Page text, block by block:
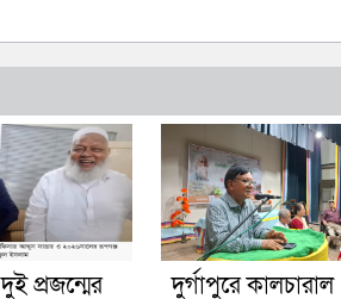
প্রজন্মের দুর্গাপুরে কালচারাল